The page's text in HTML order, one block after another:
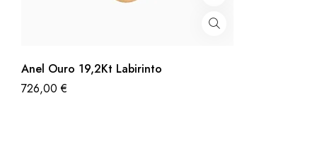
Anel Ouro 19,2Kt Labirinto
726,00€